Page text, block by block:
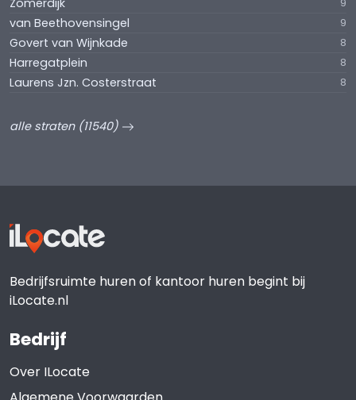
Zomerdijk 9
van Beethovensingel 9
Govert van Wijnkade 8
Harregatplein 8
Laurens Jzn. Costerstraat 8
alle straten (11540)
Bedrijfsruimte huren of kantoor huren begint bij
iLocate.nl
Bedrijf
Over ILocate